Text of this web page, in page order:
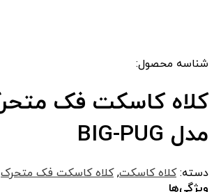
شناسه محصول:
مدل BIG-PUG
دسته:کلاه کاسکت,کلاه کاسکت فک متحرک
ویژگی‌ها